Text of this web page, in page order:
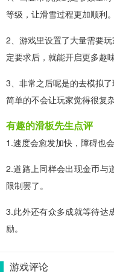
等级，让滑雪过程更加顺利。
2、游戏里设置了大量需要
定要求后，就能开启更多趣
3、非常之后呢是的去模拟
简单的不会让玩家觉得很复杂
有趣的滑板先生点评
1.速度会愈发加快，障碍也
2.道路上同样会出现金币与
限制罢了。
3.此外还有众多成就等待达
励。
游戏评论